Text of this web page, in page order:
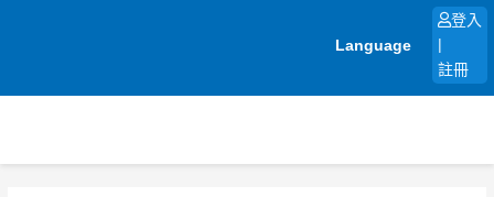
Language
登入
註冊